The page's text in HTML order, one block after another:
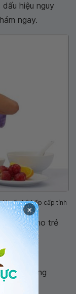
hiệu nguy
ngay.
hô hấp cấp tính
tính cho trẻ
đủ
4 tháng
×